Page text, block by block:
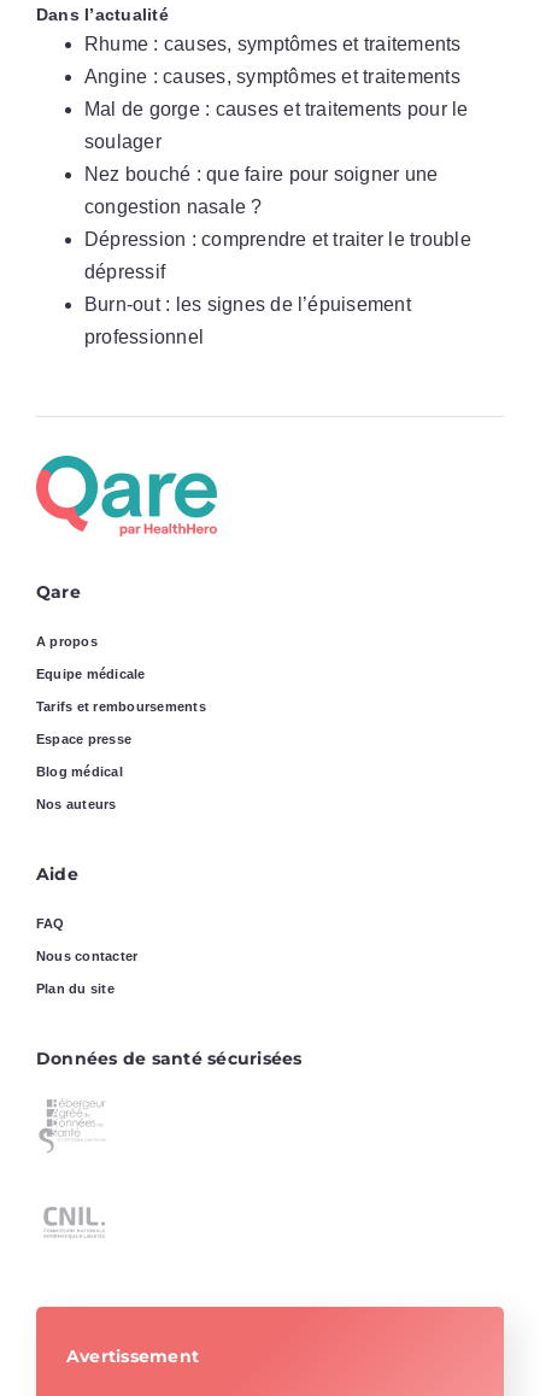
Dans l’actualité
Rhume : causes, symptômes et traitements
Angine : causes, symptômes et traitements
Mal de gorge : causes et traitements pour le
soulager
Nez bouché : que faire pour soigner une
congestion nasale ?
Dépression : comprendre et traiter le trouble
dépressif
Burn-out : les signes de l’épuisement
professionnel
Qare
A propos
Equipe médicale
Tarifs et remboursements
Espace presse
Blog médical
Nos auteurs
Aide
FAQ
Nous contacter
Plan du site
Données de santé sécurisées
Avertissement